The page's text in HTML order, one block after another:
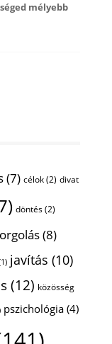
mélyebb
(7) célok(2) divat
döntés(2)
(8)
javítás (10)
(12) közösség
pszichológia (4)